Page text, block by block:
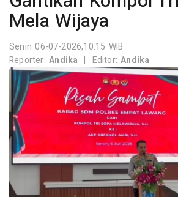
Mela Wijaya
Senin 06-07-2026,10:15 WIB
Reporter:Andika | Editor:Andika